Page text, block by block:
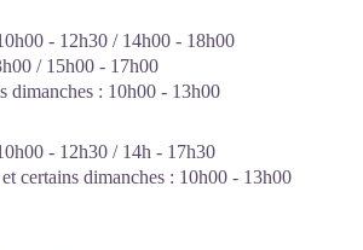
- 12h30 / 14h00 - 18h00
/ 15h00 - 17h00
dimanches : 10h00 - 13h00
- 12h30 / 14h - 17h30
certains dimanches : 10h00 - 13h00